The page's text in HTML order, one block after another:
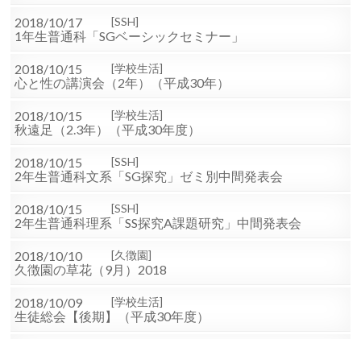
2018/10/17 SSH
1年生普通科「SGベーシックセミナー」
2018/10/15 学校生活
心と性の講演会（2年）（平成30年）
2018/10/15 学校生活
秋遠足（2.3年）（平成30年度）
2018/10/15 SSH
2年生普通科文系「SG探究」ゼミ別中間発表会
2018/10/15 SSH
2年生普通科理系「SS探究A課題研究」中間発表会
2018/10/10 久徴園
久徴園の草花（9月）2018
2018/10/09 学校生活
生徒総会【後期】（平成30年度）